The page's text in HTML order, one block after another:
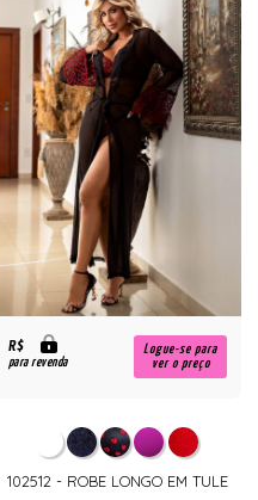
R$
para revenda
Logue-se para
ver o preço
102512 - ROBE LONGO EM TULE